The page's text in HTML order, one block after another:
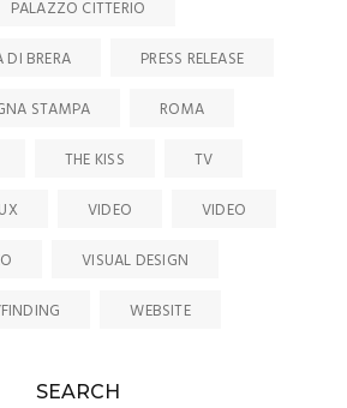
PALAZZO CITTERIO
DI BRERA
PRESS RELEASE
STAMPA
ROMA
THE KISS
TV
UX VIDEO
VIDEO
VISUAL DESIGN
WEBSITE
SEARCH